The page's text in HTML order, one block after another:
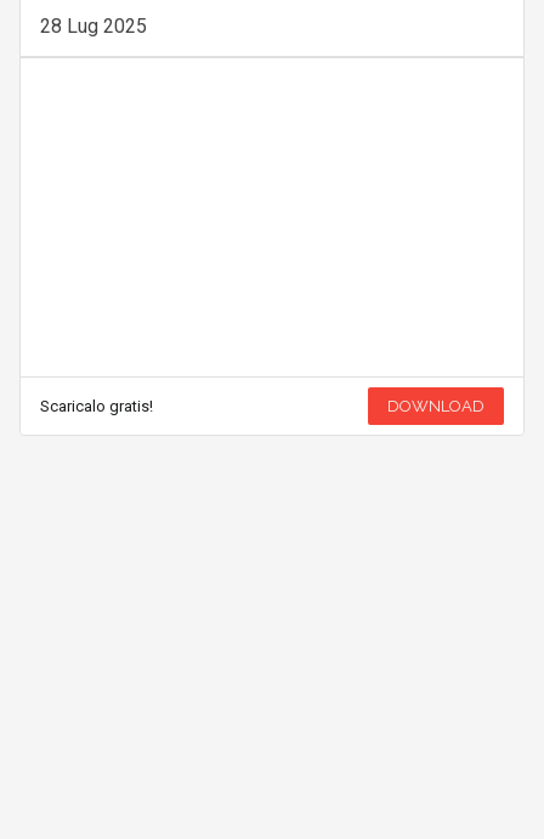
28 Lug 2025
Scaricalo gratis! DOWNLOAD